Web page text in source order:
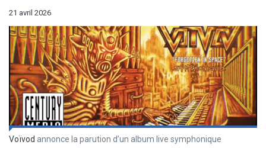
21 avril 2026
Voïvod annonce la parution d’un album live symphonique